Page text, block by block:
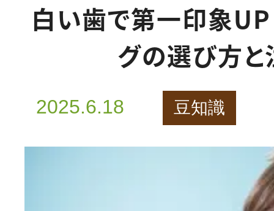
白い歯で第一印象UP
グの選び方
2025.6.18 豆知識